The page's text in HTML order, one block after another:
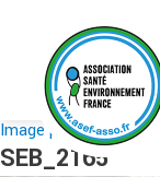
Image précédente
SEB_2165